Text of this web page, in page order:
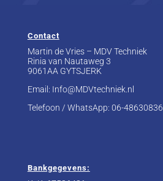
Contact
Martin de Vries – MDV Techniek
Rinia van Nautaweg 3
9061AA GYTSJERK
Email: Info@MDVtechniek.nl
Telefoon / WhatsApp: 06-48630836
Bankgegevens: